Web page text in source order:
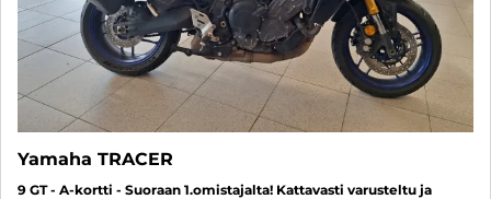
Yamaha TRACER
9 GT - A-kortti - Suoraan 1.omistajalta! Kattavasti varusteltu ja